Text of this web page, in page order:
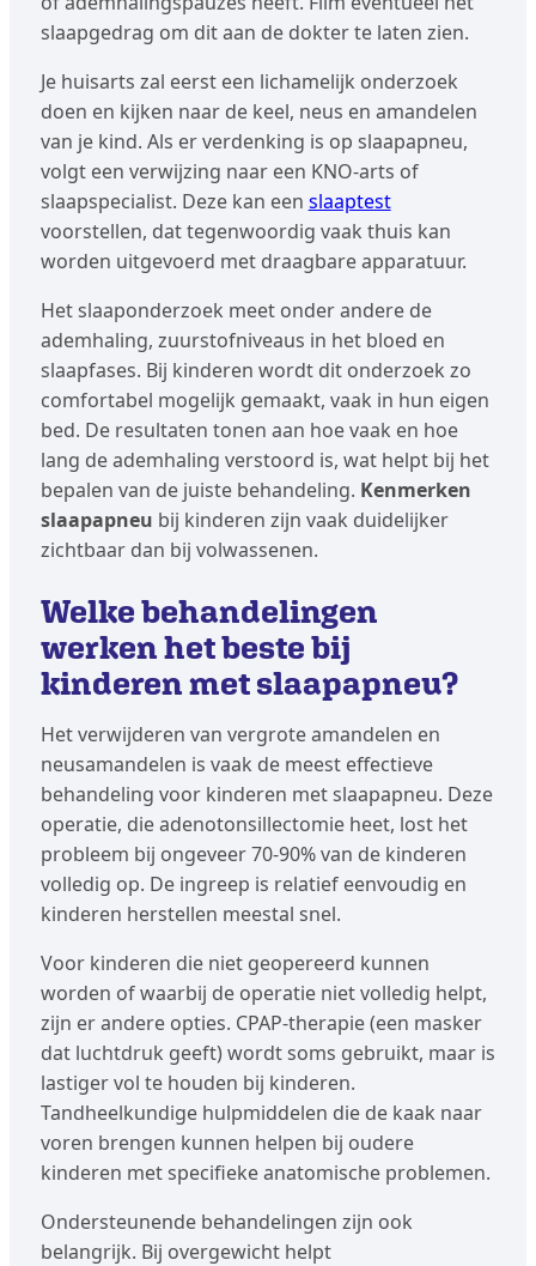
slaapgedrag om dit aan de dokter te laten zien.
Je huisarts zal eerst een lichamelijk onderzoek
doen en kijken naar de keel, neus en amandelen
van je kind. Als er verdenking is op slaapapneu,
volgt een verwijzing naar een KNO-arts of
slaapspecialist. Deze kan een slaaptest
voorstellen, dat tegenwoordig vaak thuis kan
worden uitgevoerd met draagbare apparatuur.
Het slaaponderzoek meet onder andere de
ademhaling, zuurstofniveaus in het bloed en
slaapfases. Bij kinderen wordt dit onderzoek zo
comfortabel mogelijk gemaakt, vaak in hun eigen
bed. De resultaten tonen aan hoe vaak en hoe
lang de ademhaling verstoord is, wat helpt bij het
bepalen van de juiste behandeling. Kenmerken
slaapapneu bij kinderen zijn vaak duidelijker
zichtbaar dan bij volwassenen.
Welke behandelingen
werken het beste bij
kinderen met slaapapneu?
Het verwijderen van vergrote amandelen en
neusamandelen is vaak de meest effectieve
behandeling voor kinderen met slaapapneu. Deze
operatie, die adenotonsillectomie heet, lost het
probleem bij ongeveer 70-90% van de kinderen
volledig op. De ingreep is relatief eenvoudig en
kinderen herstellen meestal snel.
Voor kinderen die niet geopereerd kunnen
worden of waarbij de operatie niet volledig helpt,
zijn er andere opties. CPAP-therapie (een masker
dat luchtdruk geeft) wordt soms gebruikt, maar is
lastiger vol te houden bij kinderen.
Tandheelkundige hulpmiddelen die de kaak naar
voren brengen kunnen helpen bij oudere
kinderen met specifieke anatomische problemen.
Ondersteunende behandelingen zijn ook
belangrijk. Bij overgewicht helpt